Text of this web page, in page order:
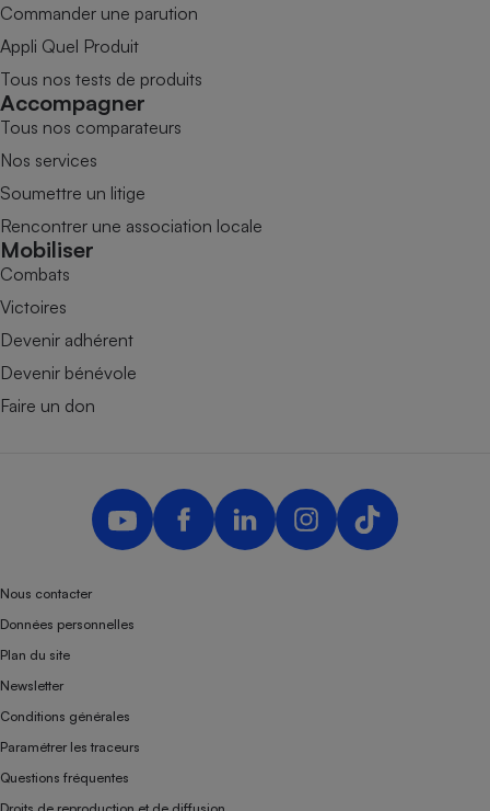
Commander une parution
Appli Quel Produit
Tous nos tests de produits
Accompagner
Tous nos comparateurs
Nos services
Soumettre un litige
Rencontrer une association locale
Mobiliser
Combats
Victoires
Devenir adhérent
Devenir bénévole
Faire un don
Nous contacter
Données personnelles
Plan du site
Newsletter
Conditions générales
Paramétrer les traceurs
Questions fréquentes